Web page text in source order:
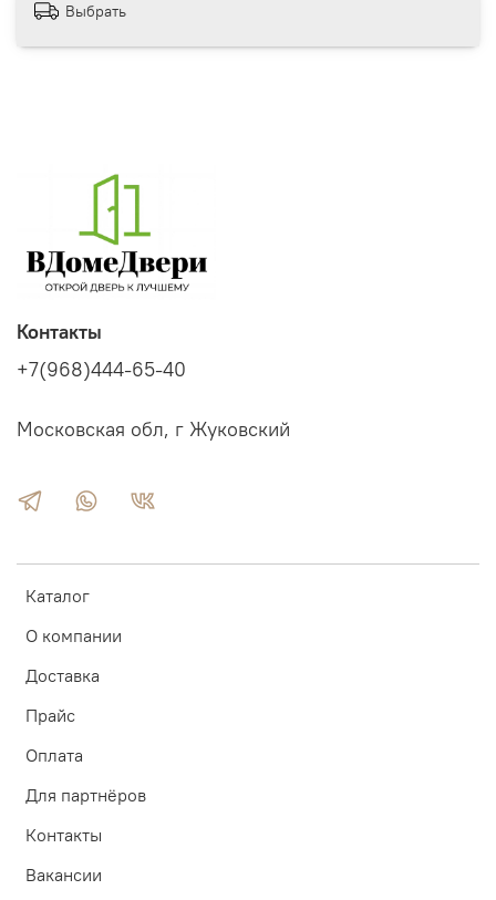
Выбрать
Каталог
О компании
Доставка
Прайс
Оплата
Для партнёров
Контакты
Вакансии
Контакты
+7(968)444-65-40
Московская обл, г Жуковский